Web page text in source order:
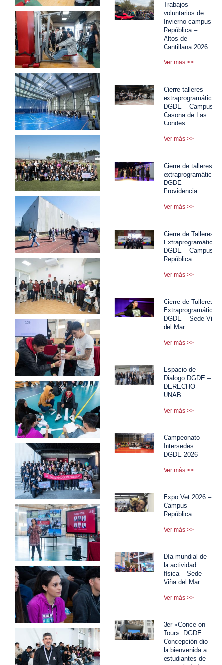
Trabajos
voluntarios de
Invierno campus
República –
Altos de
Cantillana 2026
Ver más >>
Cierre talleres
extraprogramáticos
DGDE – Campus
Casona de Las
Condes
Ver más >>
Cierre de talleres
extraprogramáticos
DGDE –
Providencia
Ver más >>
Cierre de Talleres
Extraprogramáticos
DGDE – Campus
República
Ver más >>
Cierre de Talleres
Extraprogramáticos
DGDE – Sede Viña
del Mar
Ver más >>
Espacio de
Dialogo DGDE –
DERECHO
UNAB
Ver más >>
Campeonato
Intersedes
DGDE 2026
Ver más >>
Expo Vet 2026 –
Campus
República
Ver más >>
Día mundial de
la actividad
física – Sede
Viña del Mar
Ver más >>
3er «Conce on
Tour»: DGDE
Concepción dio
la bienvenida a
estudiantes de